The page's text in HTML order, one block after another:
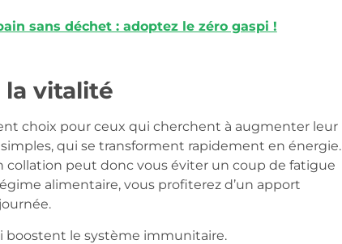
sans déchet : adoptez le zéro gaspi !
la vitalité
choix pour ceux qui cherchent à augmenter leur
qui se transforment rapidement en énergie.
peut donc vous éviter un coup de fatigue
alimentaire, vous profiterez d’un apport
boostent le système immunitaire.